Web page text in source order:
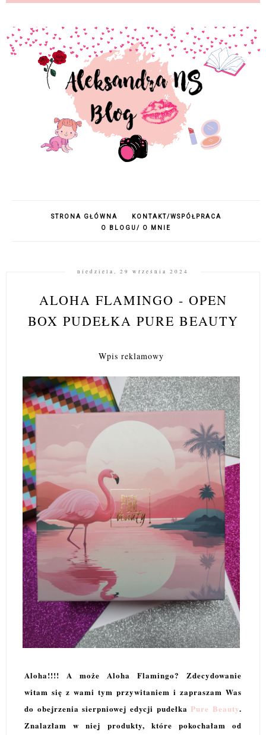
STRONA GŁÓWNA
KONTAKT/WSPÓŁPRACA
O BLOGU/ O MNIE
niedziela, 29 września 2024
ALOHA FLAMINGO - OPEN
BOX PUDEŁKA PURE BEAUTY
Wpis reklamowy
Aloha!!!! A może Aloha Flamingo? Zdecydowanie
witam się z wami tym przywitaniem i zapraszam Was
do obejrzenia sierpniowej edycji pudełka Pure Beauty.
Znalazłam w niej produkty, które pokochałam od